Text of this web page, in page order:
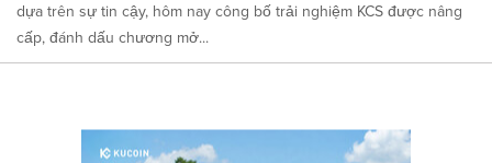
dựa trên sự tin cậy, hôm nay công bố trải nghiệm KCS được nâng
cấp, đánh dấu chương mở...